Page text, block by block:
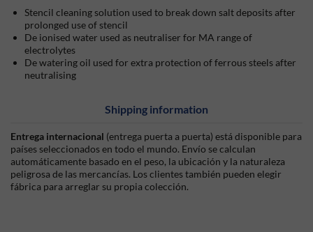
Stencil cleaning solution used to break down salt deposits after
prolonged use of stencil
De ionised water used as neutraliser for MA range of
electrolytes
De watering oil used for extra protection of ferrous steels after
neutralising
Shipping information
Entrega internacional (entrega puerta a puerta) está disponible para
países seleccionados en todo el mundo. Envío se calculan
automáticamente basado en el peso, la ubicación y la naturaleza
peligrosa de las mercancías. Los clientes también pueden elegir
fábrica para arreglar su propia colección.